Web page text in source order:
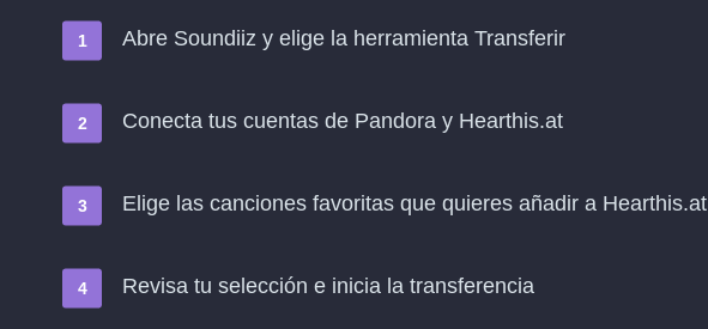
Abre Soundiiz y elige la herramienta Transferir
Conecta tus cuentas de Pandora y Hearthis.at
Elige las canciones favoritas que quieres añadir a Hearthis.at
Revisa tu selección e inicia la transferencia